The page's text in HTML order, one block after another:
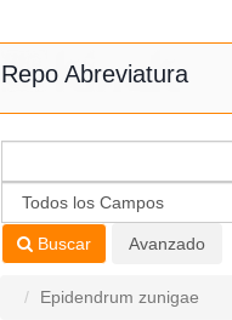
Repo Abreviatura
Buscar Avanzado
Epidendrum zunigae